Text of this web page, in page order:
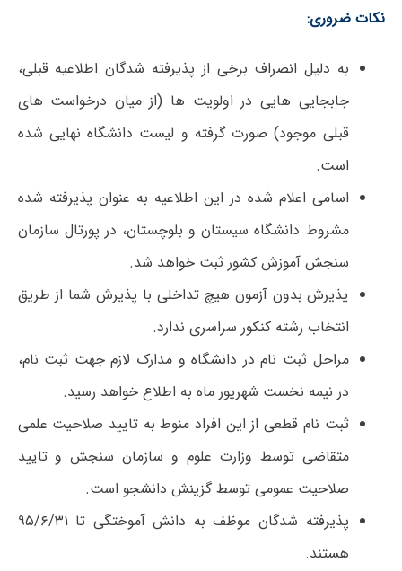
نکات ضروری:
به دلیل انصراف برخی از پذیرفته شدگان اطلاعیه قبلی،
جابجایی هایی در اولویت ها (از میان درخواست های
قبلی موجود) صورت گرفته و لیست دانشگاه نهایی شده
است.
اسامی اعلام شده در این اطلاعیه به عنوان پذیرفته شده
مشروط دانشگاه سیستان و بلوچستان، در پورتال سازمان
سنجش آموزش کشور ثبت خواهد شد.
پذیرش بدون آزمون هیچ تداخلی با پذیرش شما از طریق
انتخاب رشته کنکور سراسری ندارد.
مراحل ثبت نام در دانشگاه و مدارک لازم جهت ثبت نام،
در نیمه نخست شهریور ماه به اطلاع خواهد رسید.
ثبت نام قطعی از این افراد منوط به تایید صلاحیت علمی
متقاضی توسط وزارت علوم و سازمان سنجش و تایید
صلاحیت عمومی توسط گزینش دانشجو است.
پذیرفته شدگان موظف به دانش آموختگی تا ۹۵/۶/۳۱
هستند.